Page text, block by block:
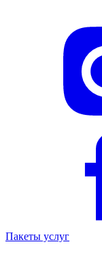
Пакеты услуг